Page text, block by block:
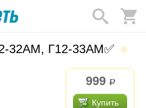
32АМ, Г12-33АМ✅
999 р.
Купить